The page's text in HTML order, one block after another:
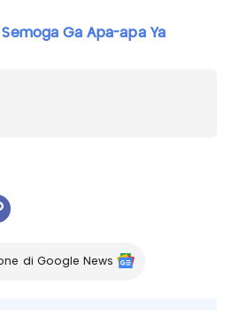
Ga Apa-apa Ya
di Google News